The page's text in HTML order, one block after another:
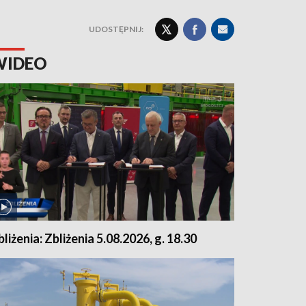
UDOSTĘPNIJ:
Zbliżenia 5.08.2026, g. 18.30